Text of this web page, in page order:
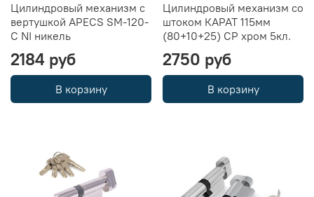
Цилиндровый механизм с
вертушкой APECS SM-120-
C NI никель
2184 руб
В корзину
Цилиндровый механизм со
штоком КАРАТ 115мм
(80+10+25) CP хром 5кл.
2750 руб
В корзину